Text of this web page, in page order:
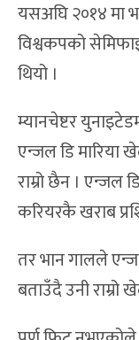
यसअघि २०१४ मा
विश्वकपको
थियो ।
म्यानचेष्टर
एन्जल डि मारिया
राम्रो छैन । एन्जल
करियरकै खराब
तर भान गालले
बताउँदै उनी